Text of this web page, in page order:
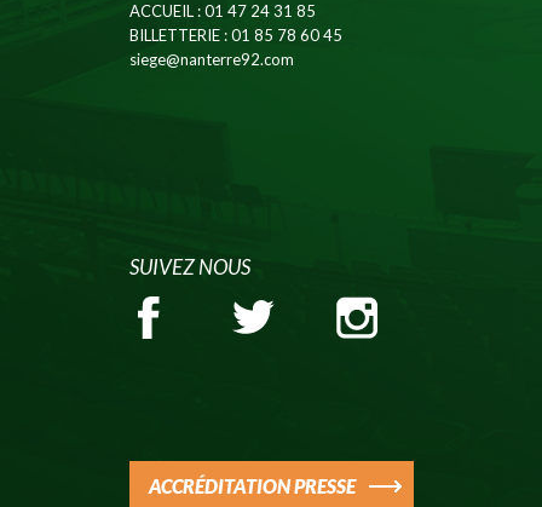
ACCUEIL: 01 47 24 31 85
BILLETTERIE: 01 85 78 60 45
siege@nanterre92.com
SUIVEZ NOUS
ACCRÉDITATION PRESSE